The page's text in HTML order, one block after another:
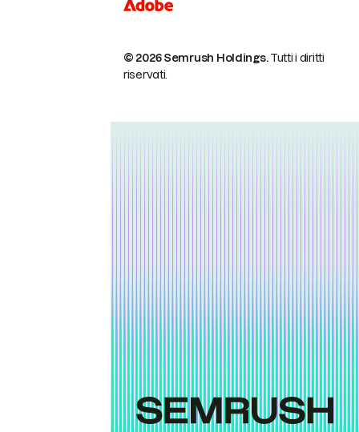
© 2026 Semrush Holdings.Tutti i diritti
riservati.